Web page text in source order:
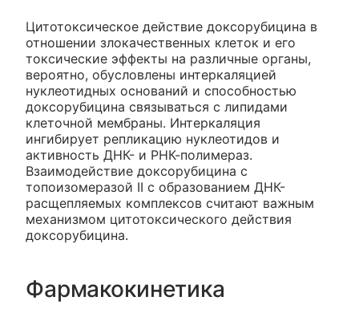
Цитотоксическое действие доксорубицина в
отношении злокачественных клеток и его
токсические эффекты на различные органы,
вероятно, обусловлены интеркаляцией
нуклеотидных оснований и способностью
доксорубицина связываться с липидами
клеточной мембраны. Интеркаляция
ингибирует репликацию нуклеотидов и
активность ДНК- и РНК-полимераз.
Взаимодействие доксорубицина с
топоизомеразой II с образованием ДНК-
расщепляемых комплексов считают важным
механизмом цитотоксического действия
доксорубицина.
Фармакокинетика